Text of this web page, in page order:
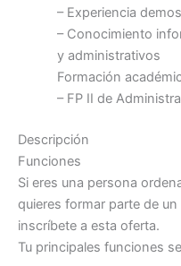
– Experiencia
– Conocimiento
y administrativos
Formación
– FP II de
Descripción
Funciones
Si eres una persona
quieres formar parte de
inscríbete a esta oferta.
Tu principales funciones